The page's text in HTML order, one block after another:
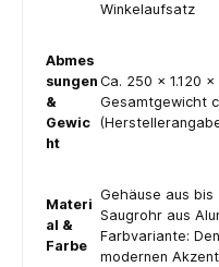
Winkelaufsatz
Abmes
sungen
&
Gewic
ht
Ca. 250 × 1.120
Gesamtgewicht
Materi
al &
Farbe
Gehäuse aus bis
Saugrohr aus
Farbvariante:
modernen